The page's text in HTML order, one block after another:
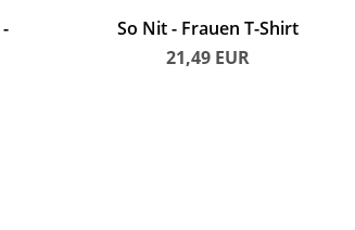
So Nit
Frauen T-Shirt
21,49 EUR